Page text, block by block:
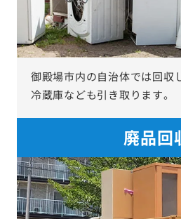
御殿場市内の自治体では回収
冷蔵庫なども引き取ります。
廃品回